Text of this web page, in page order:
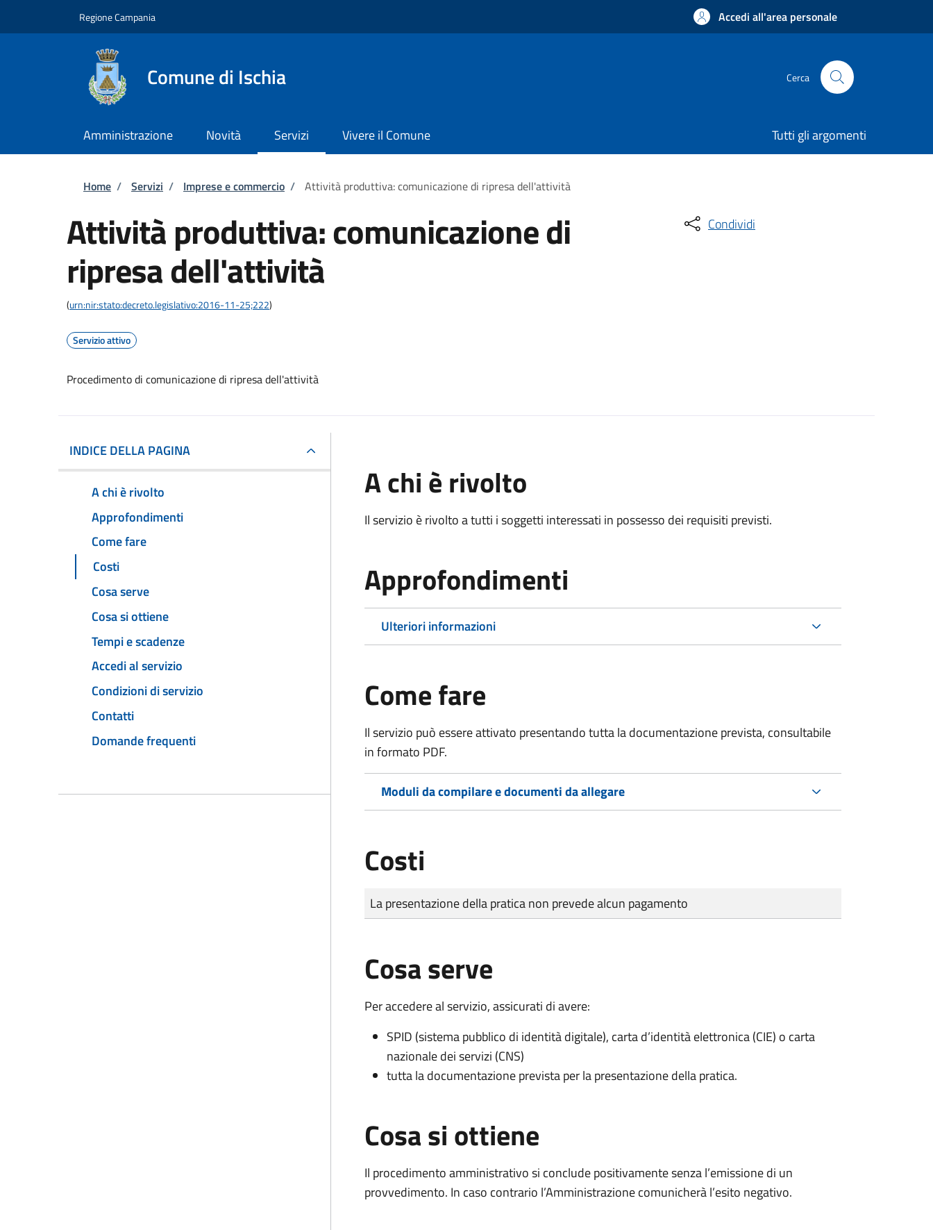
Regione Campania Accedi all'area personale
Comune di Ischia Cerca
Amministrazione Novità Servizi Vivere il Comune Tutti gli argomenti
Briciole di pane
Home / Servizi / Imprese e commercio / Attività produttiva: comunicazione di ripresa dell'attività
Attività produttiva: comunicazione di
ripresa dell'attività
(urn:nir:stato:decreto.legislativo:2016-11-25;222)
Servizio attivo
Procedimento di comunicazione di ripresa dell'attività
Condividi
INDICE DELLA PAGINA
A chi è rivolto
Approfondimenti
Come fare
Costi
Cosa serve
Cosa si ottiene
Tempi e scadenze
Accedi al servizio
Condizioni di servizio
Contatti
Domande frequenti
A chi è rivolto
Il servizio è rivolto a tutti i soggetti interessati in possesso dei requisiti previsti.
Approfondimenti
Ulteriori informazioni
Come fare
Il servizio può essere attivato presentando tutta la documentazione prevista, consultabile
in formato PDF.
Moduli da compilare e documenti da allegare
Costi
Tipo di pagamento
Importo
La presentazione della pratica non prevede alcun pagamento
Cosa serve
Per accedere al servizio, assicurati di avere:
SPID (sistema pubblico di identità digitale), carta d’identità elettronica (CIE) o carta
nazionale dei servizi (CNS)
tutta la documentazione prevista per la presentazione della pratica.
Cosa si ottiene
Il procedimento amministrativo si conclude positivamente senza l’emissione di un
provvedimento. In caso contrario l’Amministrazione comunicherà l’esito negativo.